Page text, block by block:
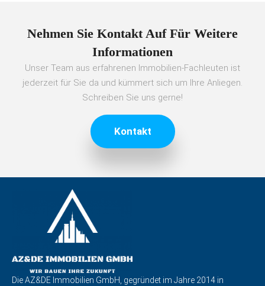
Nehmen Sie Kontakt Auf Für Weitere
Informationen
Unser Team aus erfahrenen Immobilien-Fachleuten ist
jederzeit für Sie da und kümmert sich um Ihre Anliegen.
Schreiben Sie uns gerne!
Kontakt
Die AZ&DE Immobilien GmbH, gegründet im Jahre 2014 in